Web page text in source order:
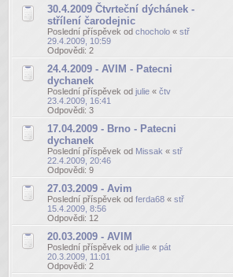
30.4.2009 Čtvrteční dýchánek -
střílení čarodejnic
Poslední příspěvek od chocholo « stř
29.4.2009, 10:59
Odpovědi: 2
24.4.2009 - AVIM - Patecni
dychanek
Poslední příspěvek od julie « čtv
23.4.2009, 16:41
Odpovědi: 3
17.04.2009 - Brno - Patecni
dychanek
Poslední příspěvek od Missak « stř
22.4.2009, 20:46
Odpovědi: 9
27.03.2009 - Avim
Poslední příspěvek od ferda68 « stř
15.4.2009, 8:56
Odpovědi: 12
20.03.2009 - AVIM
Poslední příspěvek od julie « pát
20.3.2009, 11:01
Odpovědi: 2